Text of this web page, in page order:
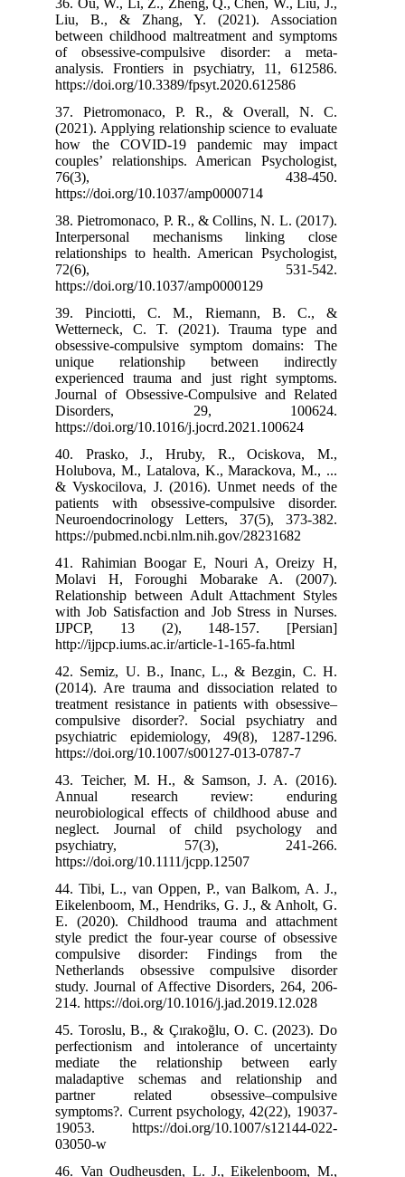
36. Ou, W., Li,
Liu, B., &
between
of
analysis.
37.
(2021).
how the
couples’
38.
relationships
39.
Wetterneck,
obsessive-
unique
experienced
Journal of
40. Prasko,
Holubova, M.,
&
patients with
41. Rahimian
Molavi H,
Relationship
with Job
IJPCP, 13
42. Semiz,
(2014). Are
treatment
compulsive
psychiatric
43. Teicher,
Annual
neglect.
44. Tibi, L.,
Eikelenboom,
E. (2020).
style predict
compulsive
Netherlands
study. Journal
214. https://
45. Toroslu,
perfectionism
mediate the
maladaptive
partner
symptoms?.
19053.
46. Van